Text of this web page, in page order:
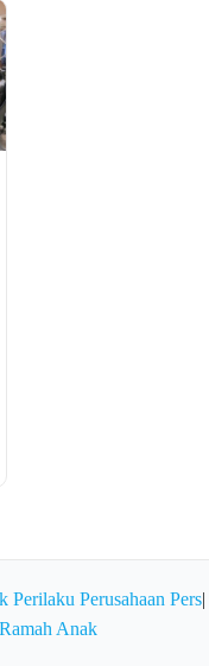
Perilaku Perusahaan Pers|
Anak